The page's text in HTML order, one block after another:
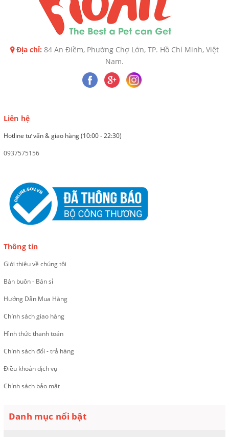
Địa chỉ: 84 An Điềm, Phường Chợ Lớn, TP. Hồ Chí Minh, Việt
Nam.
Liên hệ
Hotline tư vấn & giao hàng (10:00 - 22:30)
0937575156
Thông tin
Giới thiệu về chúng tôi
Bán buôn - Bán sỉ
Hướng Dẫn Mua Hàng
Chính sách giao hàng
Hình thức thanh toán
Chính sách đổi - trả hàng
Điều khoản dịch vụ
Chính sách bảo mật
Danh mục nổi bật